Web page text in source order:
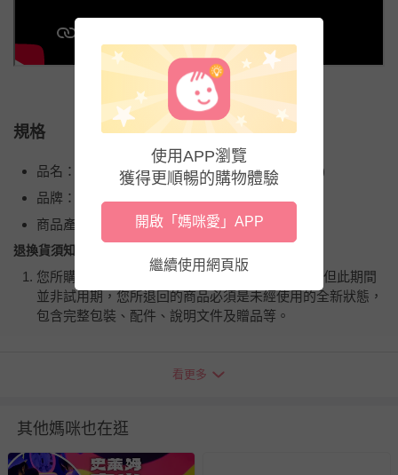
規格
品名：魔法隨身聽點讀小卡第二輯(點讀筆需另購)
品牌：KIDsREAD
商品產地（國）：台灣
退換貨須知
您所購買的商品享有7天的鑑賞期／猶豫期權益，但此期間
並非試用期，您所退回的商品必須是未經使用的全新狀態，
包含完整包裝、配件、說明文件及贈品等。
瑕疵退換貨所產生的運費，將由媽咪愛負責處理，若非瑕疵
並點選『我要退貨』即可進行申請。若有相關退貨問題，請
至媽咪愛LINE@客服ID: @mamilove
與服務，謝謝。
看更多
其他媽咪也在逛
使用APP瀏覽
獲得更順暢的購物體驗
開啟「媽咪愛」APP
繼續使用網頁版